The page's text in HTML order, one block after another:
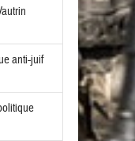
anti-juif